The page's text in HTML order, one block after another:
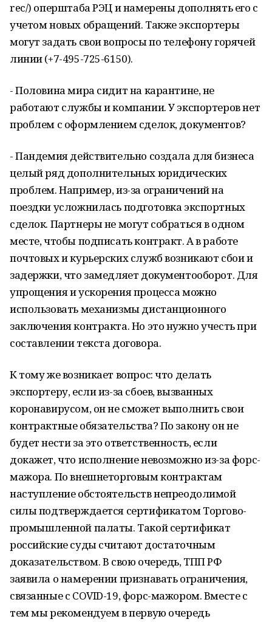
rec/) оперштаба РЭЦ и намерены дополнять его с
учетом новых обращений. Также экспортеры
могут задать свои вопросы по телефону горячей
линии (+7-495-725-6150).
- Половина мира сидит на карантине, не
работают службы и компании. У экспортеров нет
проблем с оформлением сделок, документов?
- Пандемия действительно создала для бизнеса
целый ряд дополнительных юридических
проблем. Например, из-за ограничений на
поездки усложнилась подготовка экспортных
сделок. Партнеры не могут собраться в одном
месте, чтобы подписать контракт. А в работе
почтовых и курьерских служб возникают сбои и
задержки, что замедляет документооборот. Для
упрощения и ускорения процесса можно
использовать механизмы дистанционного
заключения контракта. Но это нужно учесть при
составлении текста договора.
К тому же возникает вопрос: что делать
экспортеру, если из-за сбоев, вызванных
коронавирусом, он не сможет выполнить свои
контрактные обязательства? По закону он не
будет нести за это ответственность, если
докажет, что исполнение невозможно из-за форс-
мажора. По внешнеторговым контрактам
наступление обстоятельств непреодолимой
силы подтверждается сертификатом Торгово-
промышленной палаты. Такой сертификат
российские суды считают достаточным
доказательством. В свою очередь, ТПП РФ
заявила о намерении признавать ограничения,
связанные с COVID-19, форс-мажором. Вместе с
тем мы рекомендуем в первую очередь